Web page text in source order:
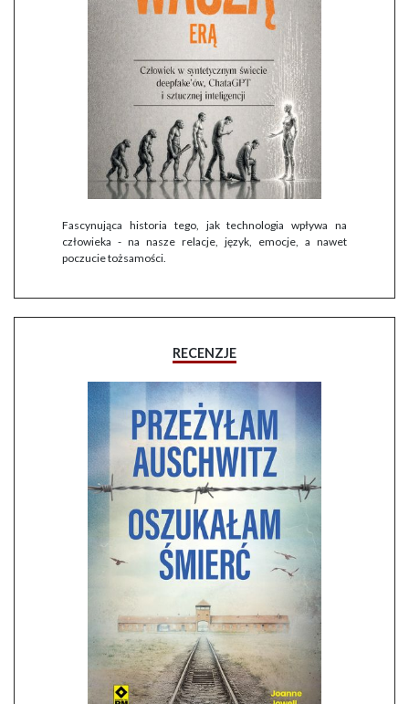
Fascynująca historia tego, jak technologia wpływa na
człowieka - na nasze relacje, język, emocje, a nawet
poczucie tożsamości.
RECENZJE